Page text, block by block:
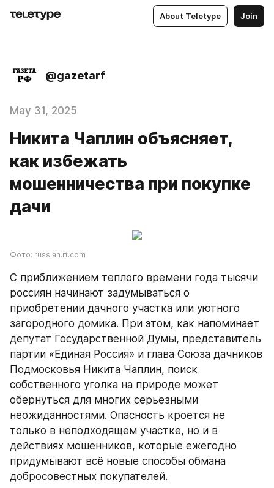
About Teletype Join
@gazetarf
May 31, 2025
Никита Чаплин объясняет,
как избежать
мошенничества при покупке
дачи
Фото: russian.rt.com
С приближением теплого времени года тысячи
россиян начинают задумываться о
приобретении дачного участка или уютного
загородного домика. При этом, как напоминает
депутат Государственной Думы, представитель
партии «Единая Россия» и глава Союза дачников
Подмосковья Никита Чаплин, поиск
собственного уголка на природе может
обернуться для многих серьезными
неожиданностями. Опасность кроется не
только в неподходящем участке, но и в
действиях мошенников, которые ежегодно
придумывают всё новые способы обмана
добросовестных покупателей.